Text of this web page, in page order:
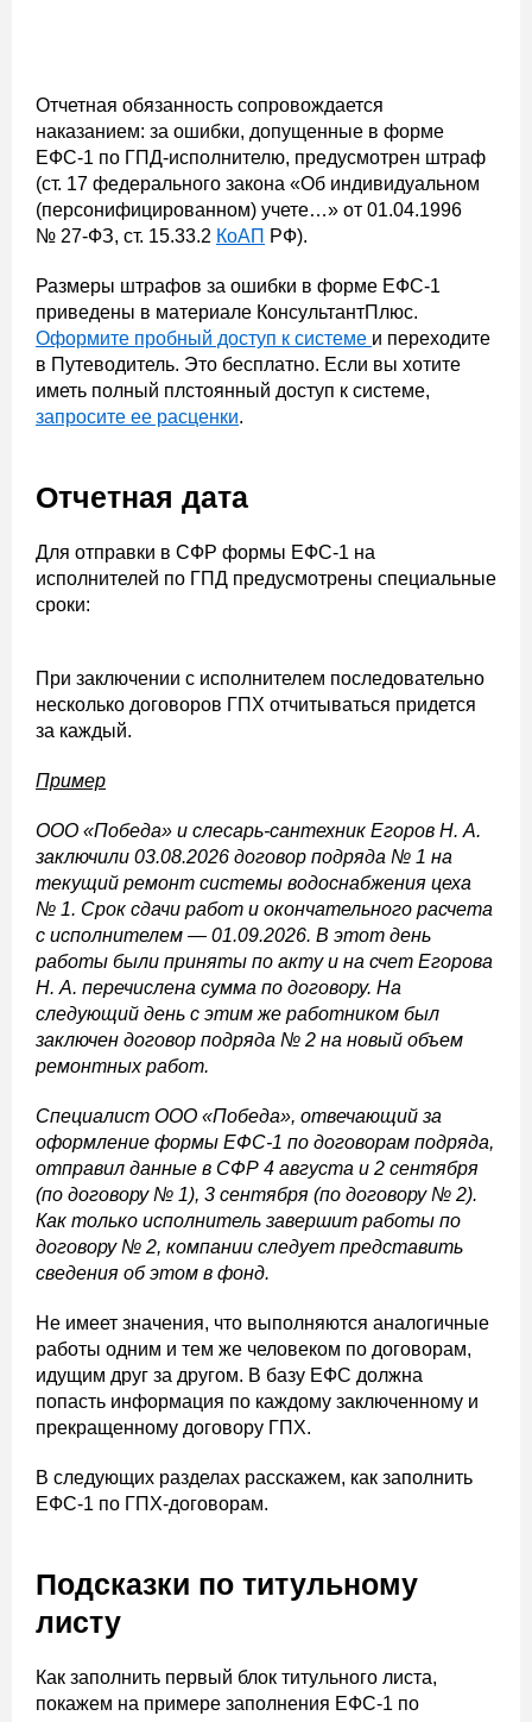
Отчетная обязанность сопровождается
наказанием: за ошибки, допущенные в форме
ЕФС-1 по ГПД-исполнителю, предусмотрен штраф
(ст. 17 федерального закона «Об индивидуальном
(персонифицированном) учете…» от 01.04.1996
№ 27-ФЗ, ст. 15.33.2 КоАП РФ).
Размеры штрафов за ошибки в форме ЕФС-1
приведены в материале КонсультантПлюс.
Оформите пробный доступ к системе и переходите
в Путеводитель. Это бесплатно. Если вы хотите
иметь полный плстоянный доступ к системе,
запросите ее расценки.
Отчетная дата
Для отправки в СФР формы ЕФС-1 на
исполнителей по ГПД предусмотрены специальные
сроки:
При заключении с исполнителем последовательно
несколько договоров ГПХ отчитываться придется
за каждый.
Пример
ООО «Победа» и слесарь-сантехник Егоров Н. А.
заключили 03.08.2026 договор подряда № 1 на
текущий ремонт системы водоснабжения цеха
№ 1. Срок сдачи работ и окончательного расчета
с исполнителем — 01.09.2026. В этот день
работы были приняты по акту и на счет Егорова
Н. А. перечислена сумма по договору. На
следующий день с этим же работником был
заключен договор подряда № 2 на новый объем
ремонтных работ.
Специалист ООО «Победа», отвечающий за
оформление формы ЕФС-1 по договорам подряда,
отправил данные в СФР 4 августа и 2 сентября
(по договору № 1), 3 сентября (по договору № 2).
Как только исполнитель завершит работы по
договору № 2, компании следует представить
сведения об этом в фонд.
Не имеет значения, что выполняются аналогичные
работы одним и тем же человеком по договорам,
идущим друг за другом. В базу ЕФС должна
попасть информация по каждому заключенному и
прекращенному договору ГПХ.
В следующих разделах расскажем, как заполнить
ЕФС-1 по ГПХ-договорам.
Подсказки по титульному
листу
Как заполнить первый блок титульного листа,
покажем на примере заполнения ЕФС-1 по